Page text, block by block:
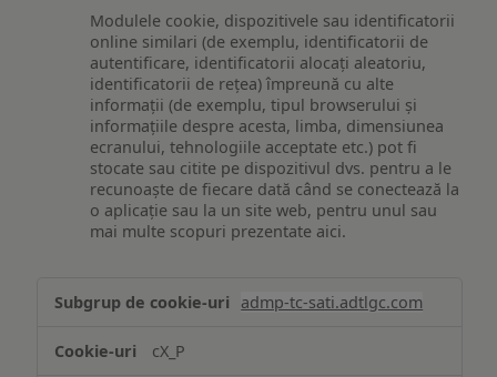
Modulele cookie, dispozitivele sau identificatorii
online similari (de exemplu, identificatorii de
autentificare, identificatorii alocați aleatoriu,
identificatorii de rețea) împreună cu alte
informații (de exemplu, tipul browserului și
informațiile despre acesta, limba, dimensiunea
ecranului, tehnologiile acceptate etc.) pot fi
stocate sau citite pe dispozitivul dvs. pentru a le
recunoaște de fiecare dată când se conectează la
o aplicație sau la un site web, pentru unul sau
mai multe scopuri prezentate aici.
și/sau
informațiilor
admp-tc-sati.adtlgc.com
cX_P